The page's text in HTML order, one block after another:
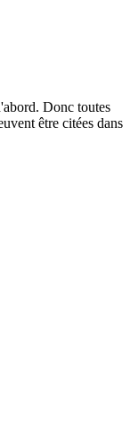
Donc toutes
être citées dans